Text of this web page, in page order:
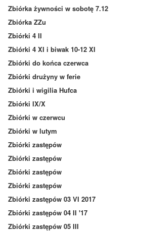
Zbiórka żywności w sobotę 7.12
Zbiórka ZZu
Zbiórki 4 II
Zbiórki 4 XI i biwak 10-12 XI
Zbiórki do końca czerwca
Zbiórki drużyny w ferie
Zbiórki i wigilia Hufca
Zbiórki IX/X
Zbiórki w czerwcu
Zbiórki w lutym
Zbiórki zastępów
Zbiórki zastępów
Zbiórki zastępów
Zbiórki zastępów
Zbiórki zastępów 03 VI 2017
Zbiórki zastępów 04 II '17
Zbiórki zastępów 05 III